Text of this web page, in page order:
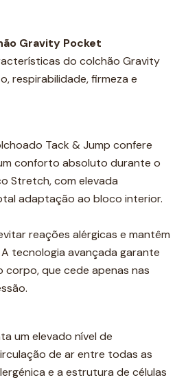
Gravity Pocket
do colchão Gravity
respirabilidade, firmeza e
Tack & Jump confere
conforto absoluto durante o
Stretch, com elevada
adaptação ao bloco interior.
reações alérgicas e mantêm
tecnologia avançada garante
que cede apenas nas
um elevado nível de
de ar entre todas as
e a estrutura de células